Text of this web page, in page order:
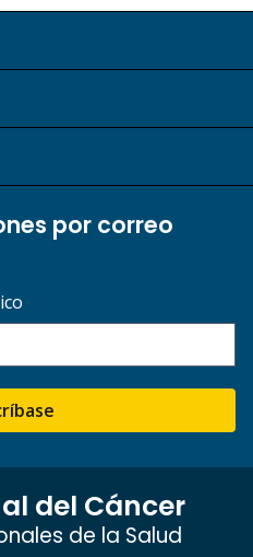
por correo
del Cáncer
de la Salud